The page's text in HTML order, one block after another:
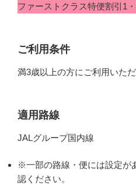
ファーストクラス特便割引1
ご利用条件
満3歳以上の方にご利用いただ
適用路線
JALグループ国内線
※一部の路線・便には設定が
認ください。